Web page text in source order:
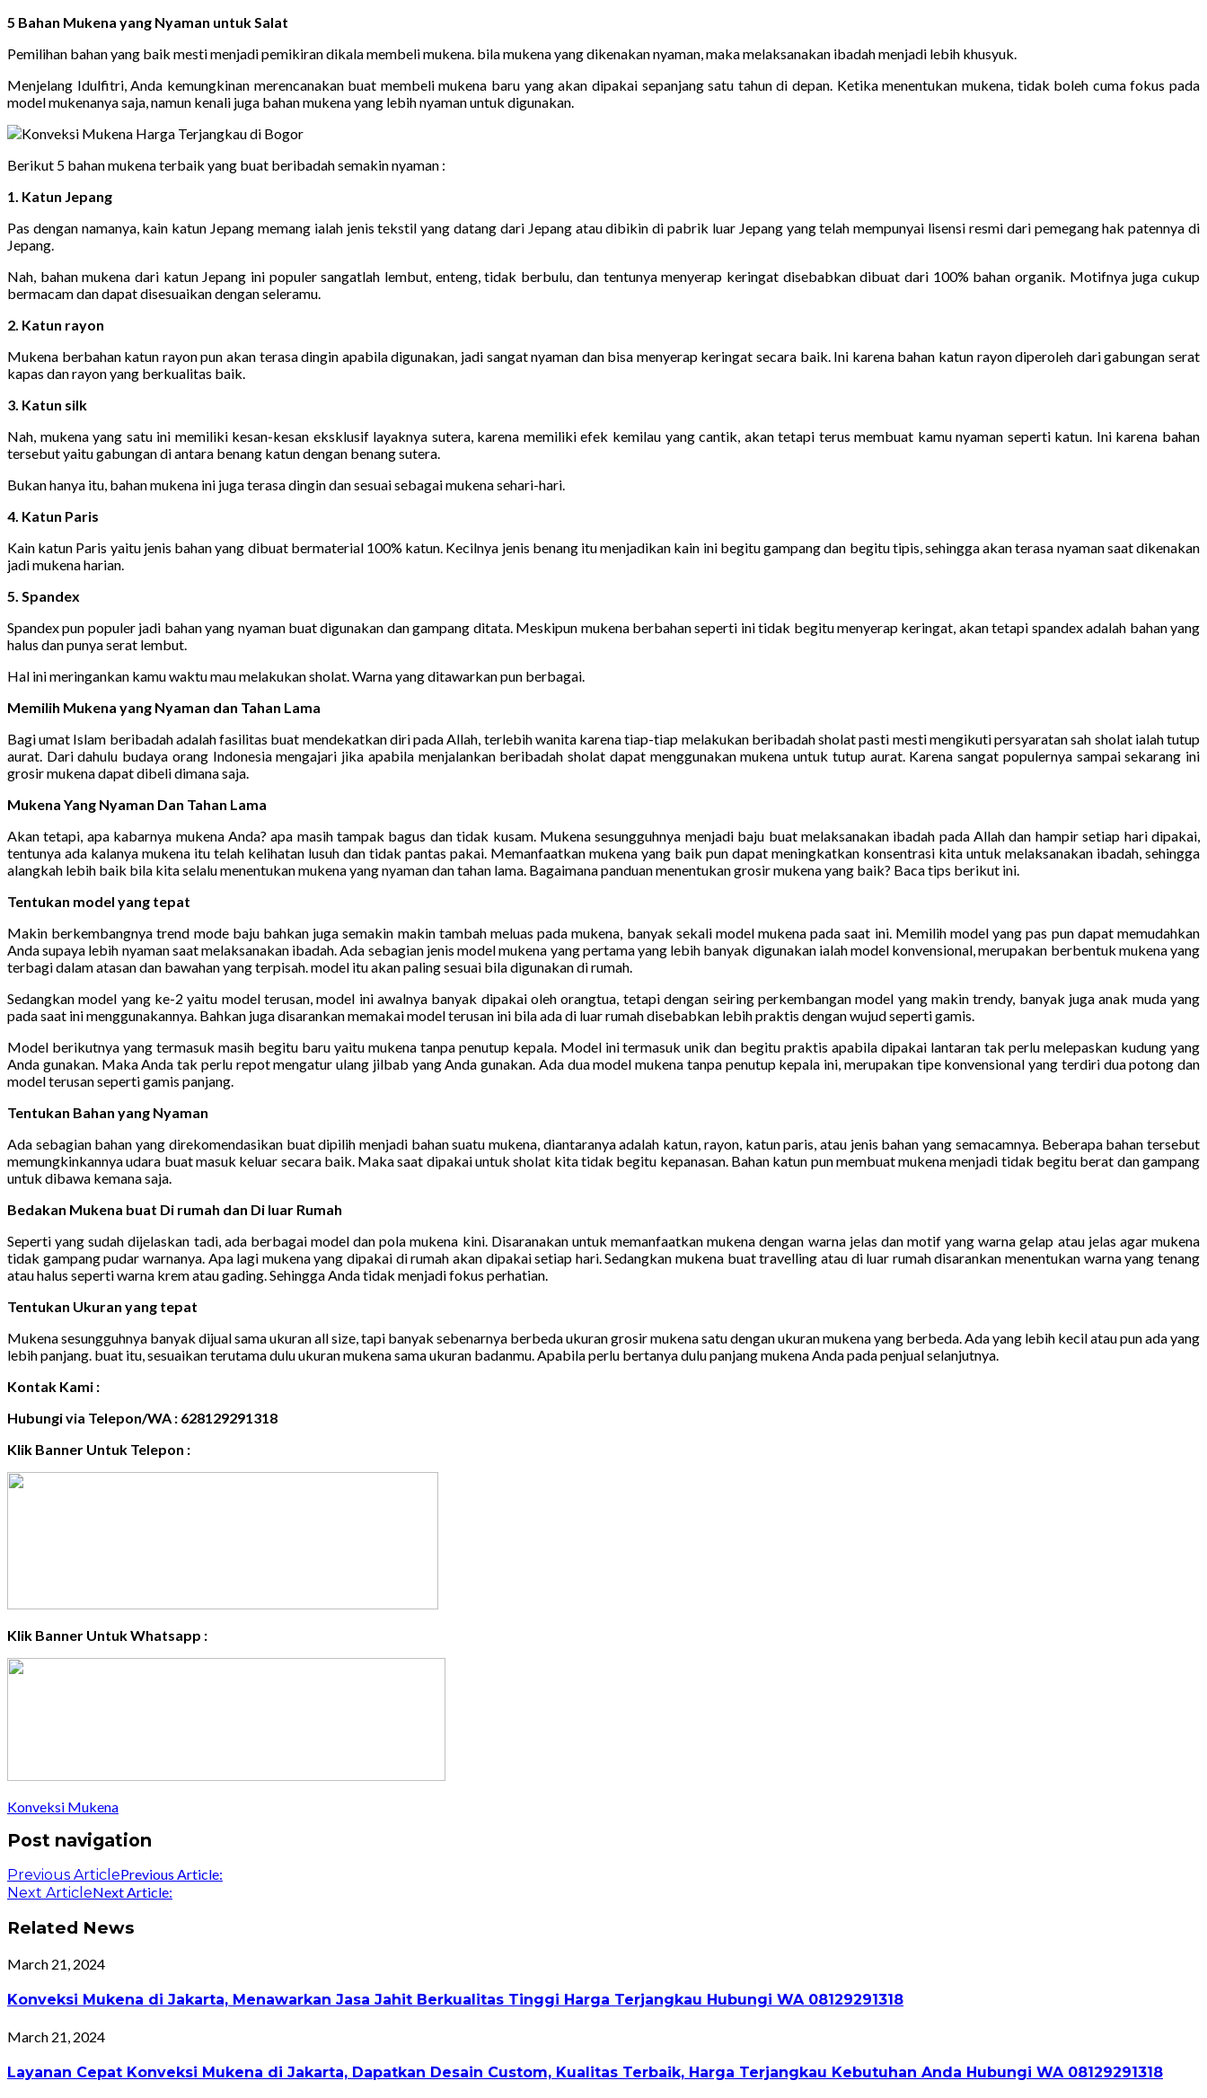
5 Bahan Mukena yang Nyaman untuk Salat
Pemilihan bahan yang baik mesti menjadi pemikiran dikala membeli mukena. bila mukena yang dikenakan nyaman, maka melaksanakan ibadah menjadi lebih khusyuk.
Menjelang Idulfitri, Anda kemungkinan merencanakan buat membeli mukena baru yang akan dipakai sepanjang satu tahun di depan. Ketika menentukan mukena, tidak boleh cuma fokus pada
model mukenanya saja, namun kenali juga bahan mukena yang lebih nyaman untuk digunakan.
Berikut 5 bahan mukena terbaik yang buat beribadah semakin nyaman :
1. Katun Jepang
Pas dengan namanya, kain katun Jepang memang ialah jenis tekstil yang datang dari Jepang atau dibikin di pabrik luar Jepang yang telah mempunyai lisensi resmi dari pemegang hak patennya di
Jepang.
Nah, bahan mukena dari katun Jepang ini populer sangatlah lembut, enteng, tidak berbulu, dan tentunya menyerap keringat disebabkan dibuat dari 100% bahan organik. Motifnya juga cukup
bermacam dan dapat disesuaikan dengan seleramu.
2. Katun rayon
Mukena berbahan katun rayon pun akan terasa dingin apabila digunakan, jadi sangat nyaman dan bisa menyerap keringat secara baik. Ini karena bahan katun rayon diperoleh dari gabungan serat
kapas dan rayon yang berkualitas baik.
3. Katun silk
Nah, mukena yang satu ini memiliki kesan-kesan eksklusif layaknya sutera, karena memiliki efek kemilau yang cantik, akan tetapi terus membuat kamu nyaman seperti katun. Ini karena bahan
tersebut yaitu gabungan di antara benang katun dengan benang sutera.
Bukan hanya itu, bahan mukena ini juga terasa dingin dan sesuai sebagai mukena sehari-hari.
4. Katun Paris
Kain katun Paris yaitu jenis bahan yang dibuat bermaterial 100% katun. Kecilnya jenis benang itu menjadikan kain ini begitu gampang dan begitu tipis, sehingga akan terasa nyaman saat dikenakan
jadi mukena harian.
5. Spandex
Spandex pun populer jadi bahan yang nyaman buat digunakan dan gampang ditata. Meskipun mukena berbahan seperti ini tidak begitu menyerap keringat, akan tetapi spandex adalah bahan yang
halus dan punya serat lembut.
Hal ini meringankan kamu waktu mau melakukan sholat. Warna yang ditawarkan pun berbagai.
Memilih Mukena yang Nyaman dan Tahan Lama
Bagi umat Islam beribadah adalah fasilitas buat mendekatkan diri pada Allah, terlebih wanita karena tiap-tiap melakukan beribadah sholat pasti mesti mengikuti persyaratan sah sholat ialah tutup
aurat. Dari dahulu budaya orang Indonesia mengajari jika apabila menjalankan beribadah sholat dapat menggunakan mukena untuk tutup aurat. Karena sangat populernya sampai sekarang ini
grosir mukena dapat dibeli dimana saja.
Mukena Yang Nyaman Dan Tahan Lama
Akan tetapi, apa kabarnya mukena Anda? apa masih tampak bagus dan tidak kusam. Mukena sesungguhnya menjadi baju buat melaksanakan ibadah pada Allah dan hampir setiap hari dipakai,
tentunya ada kalanya mukena itu telah kelihatan lusuh dan tidak pantas pakai. Memanfaatkan mukena yang baik pun dapat meningkatkan konsentrasi kita untuk melaksanakan ibadah, sehingga
alangkah lebih baik bila kita selalu menentukan mukena yang nyaman dan tahan lama. Bagaimana panduan menentukan grosir mukena yang baik? Baca tips berikut ini.
Tentukan model yang tepat
Makin berkembangnya trend mode baju bahkan juga semakin makin tambah meluas pada mukena, banyak sekali model mukena pada saat ini. Memilih model yang pas pun dapat memudahkan
Anda supaya lebih nyaman saat melaksanakan ibadah. Ada sebagian jenis model mukena yang pertama yang lebih banyak digunakan ialah model konvensional, merupakan berbentuk mukena yang
terbagi dalam atasan dan bawahan yang terpisah. model itu akan paling sesuai bila digunakan di rumah.
Sedangkan model yang ke-2 yaitu model terusan, model ini awalnya banyak dipakai oleh orangtua, tetapi dengan seiring perkembangan model yang makin trendy, banyak juga anak muda yang
pada saat ini menggunakannya. Bahkan juga disarankan memakai model terusan ini bila ada di luar rumah disebabkan lebih praktis dengan wujud seperti gamis.
Model berikutnya yang termasuk masih begitu baru yaitu mukena tanpa penutup kepala. Model ini termasuk unik dan begitu praktis apabila dipakai lantaran tak perlu melepaskan kudung yang
Anda gunakan. Maka Anda tak perlu repot mengatur ulang jilbab yang Anda gunakan. Ada dua model mukena tanpa penutup kepala ini, merupakan tipe konvensional yang terdiri dua potong dan
model terusan seperti gamis panjang.
Tentukan Bahan yang Nyaman
Ada sebagian bahan yang direkomendasikan buat dipilih menjadi bahan suatu mukena, diantaranya adalah katun, rayon, katun paris, atau jenis bahan yang semacamnya. Beberapa bahan tersebut
memungkinkannya udara buat masuk keluar secara baik. Maka saat dipakai untuk sholat kita tidak begitu kepanasan. Bahan katun pun membuat mukena menjadi tidak begitu berat dan gampang
untuk dibawa kemana saja.
Bedakan Mukena buat Di rumah dan Di luar Rumah
Seperti yang sudah dijelaskan tadi, ada berbagai model dan pola mukena kini. Disaranakan untuk memanfaatkan mukena dengan warna jelas dan motif yang warna gelap atau jelas agar mukena
tidak gampang pudar warnanya. Apa lagi mukena yang dipakai di rumah akan dipakai setiap hari. Sedangkan mukena buat travelling atau di luar rumah disarankan menentukan warna yang tenang
atau halus seperti warna krem atau gading. Sehingga Anda tidak menjadi fokus perhatian.
Tentukan Ukuran yang tepat
Mukena sesungguhnya banyak dijual sama ukuran all size, tapi banyak sebenarnya berbeda ukuran grosir mukena satu dengan ukuran mukena yang berbeda. Ada yang lebih kecil atau pun ada yang
lebih panjang. buat itu, sesuaikan terutama dulu ukuran mukena sama ukuran badanmu. Apabila perlu bertanya dulu panjang mukena Anda pada penjual selanjutnya.
Kontak Kami :
Hubungi via Telepon/WA : 628129291318
Klik Banner Untuk Telepon :
Klik Banner Untuk Whatsapp :
Konveksi Mukena
Post navigation
Previous ArticlePrevious Article:
Next ArticleNext Article:
Related News
March 21, 2024
Konveksi Mukena di Jakarta, Menawarkan Jasa Jahit Berkualitas Tinggi Harga Terjangkau Hubungi WA 08129291318
March 21, 2024
Layanan Cepat Konveksi Mukena di Jakarta, Dapatkan Desain Custom, Kualitas Terbaik, Harga Terjangkau Kebutuhan Anda Hubungi WA 08129291318